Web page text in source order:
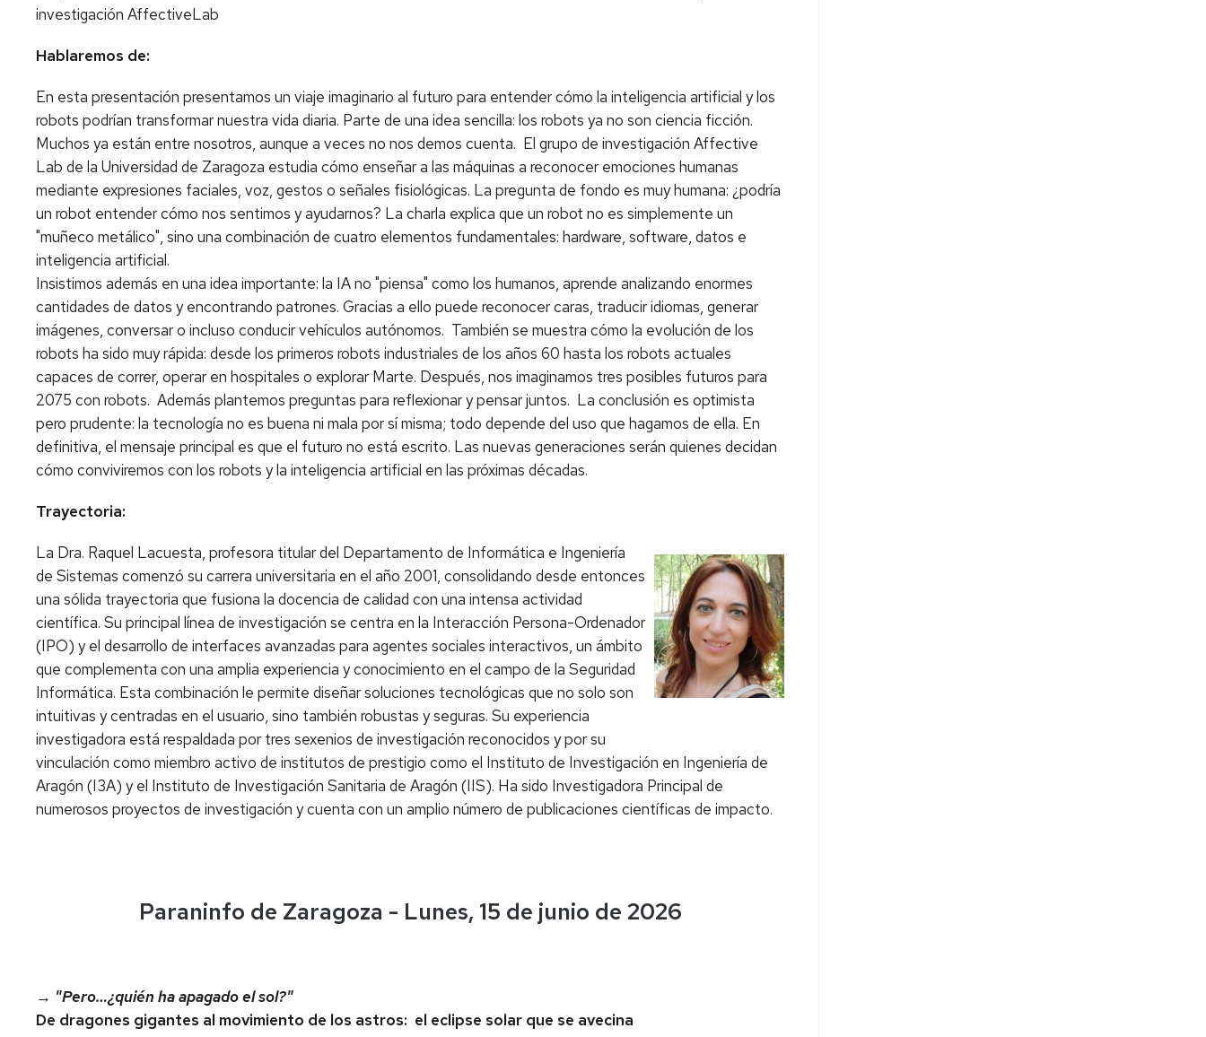
investigación AffectiveLab
Hablaremos de:
En esta presentación presentamos un viaje imaginario al futuro para entender cómo la inteligencia artificial y los
robots podrían transformar nuestra vida diaria. Parte de una idea sencilla: los robots ya no son ciencia ficción.
Muchos ya están entre nosotros, aunque a veces no nos demos cuenta. El grupo de investigación Affective
Lab de la Universidad de Zaragoza estudia cómo enseñar a las máquinas a reconocer emociones humanas
mediante expresiones faciales, voz, gestos o señales fisiológicas. La pregunta de fondo es muy humana: ¿podría
un robot entender cómo nos sentimos y ayudarnos? La charla explica que un robot no es simplemente un
"muñeco metálico", sino una combinación de cuatro elementos fundamentales: hardware, software, datos e
inteligencia artificial.
Insistimos además en una idea importante: la IA no "piensa" como los humanos, aprende analizando enormes
cantidades de datos y encontrando patrones. Gracias a ello puede reconocer caras, traducir idiomas, generar
imágenes, conversar o incluso conducir vehículos autónomos. También se muestra cómo la evolución de los
robots ha sido muy rápida: desde los primeros robots industriales de los años 60 hasta los robots actuales
capaces de correr, operar en hospitales o explorar Marte. Después, nos imaginamos tres posibles futuros para
2075 con robots. Además plantemos preguntas para reflexionar y pensar juntos. La conclusión es optimista
pero prudente: la tecnología no es buena ni mala por sí misma; todo depende del uso que hagamos de ella. En
definitiva, el mensaje principal es que el futuro no está escrito. Las nuevas generaciones serán quienes decidan
cómo conviviremos con los robots y la inteligencia artificial en las próximas décadas.
Trayectoria:
La Dra. Raquel Lacuesta, profesora titular del Departamento de Informática e Ingeniería
de Sistemas comenzó su carrera universitaria en el año 2001, consolidando desde entonces
una sólida trayectoria que fusiona la docencia de calidad con una intensa actividad
científica. Su principal línea de investigación se centra en la Interacción Persona-Ordenador
(IPO) y el desarrollo de interfaces avanzadas para agentes sociales interactivos, un ámbito
que complementa con una amplia experiencia y conocimiento en el campo de la Seguridad
Informática. Esta combinación le permite diseñar soluciones tecnológicas que no solo son
intuitivas y centradas en el usuario, sino también robustas y seguras. Su experiencia
investigadora está respaldada por tres sexenios de investigación reconocidos y por su
vinculación como miembro activo de institutos de prestigio como el Instituto de Investigación en Ingeniería de
Aragón (I3A) y el Instituto de Investigación Sanitaria de Aragón (IIS). Ha sido Investigadora Principal de
numerosos proyectos de investigación y cuenta con un amplio número de publicaciones científicas de impacto.
Paraninfo de Zaragoza - Lunes, 15 de junio de 2026
→ "Pero…¿quién ha apagado el sol?"
De dragones gigantes al movimiento de los astros: el eclipse solar que se avecina